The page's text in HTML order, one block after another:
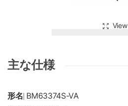
View
主な仕様
形名 BM63374S-VA